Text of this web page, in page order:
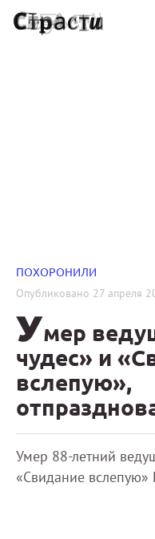
ПОХОРОНИЛИ
Опубликовано 27 апреля
Умер
чудес» и
вслепую»,
Умер 88-летний
«Свидание вслепую»